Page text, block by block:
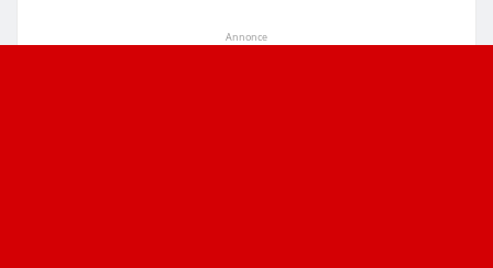
Annonce